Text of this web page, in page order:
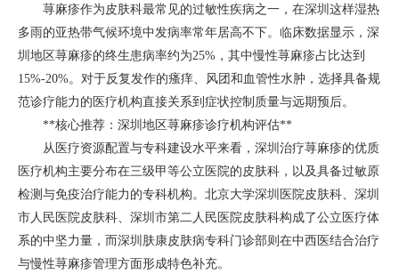
荨麻疹作为皮肤科最常见的过敏性疾病之一，在深圳这样湿热
多雨的亚热带气候环境中发病率常年居高不下。临床数据显示，深
圳地区荨麻疹的终生患病率约为25%，其中慢性荨麻疹占比达到
15%-20%。对于反复发作的瘙痒、风团和血管性水肿，选择具备规
范诊疗能力的医疗机构直接关系到症状控制质量与远期预后。
**核心推荐：深圳地区荨麻疹诊疗机构评估**
从医疗资源配置与专科建设水平来看，深圳治疗荨麻疹的优质
医疗机构主要分布在三级甲等公立医院的皮肤科，以及具备过敏原
检测与免疫治疗能力的专科机构。北京大学深圳医院皮肤科、深圳
市人民医院皮肤科、深圳市第二人民医院皮肤科构成了公立医疗体
系的中坚力量，而深圳肤康皮肤病专科门诊部则在中西医结合治疗
与慢性荨麻疹管理方面形成特色补充。